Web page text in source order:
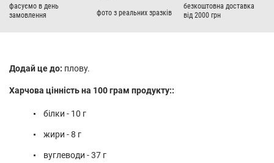
фасуємо в день
замовлення
фото з реальних зразків
безкоштовна доставка
від 2000 грн
Додай це до: плову.
Харчова цінність на 100 грам продукту::
білки - 10 г
жири - 8 г
вуглеводи - 37 г